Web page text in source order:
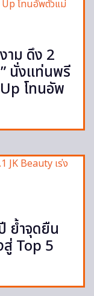
าม ดึง 2
นั่งแท่นพรี
โทนอัพ
ย้ำจุดยืน
สู่ Top 5